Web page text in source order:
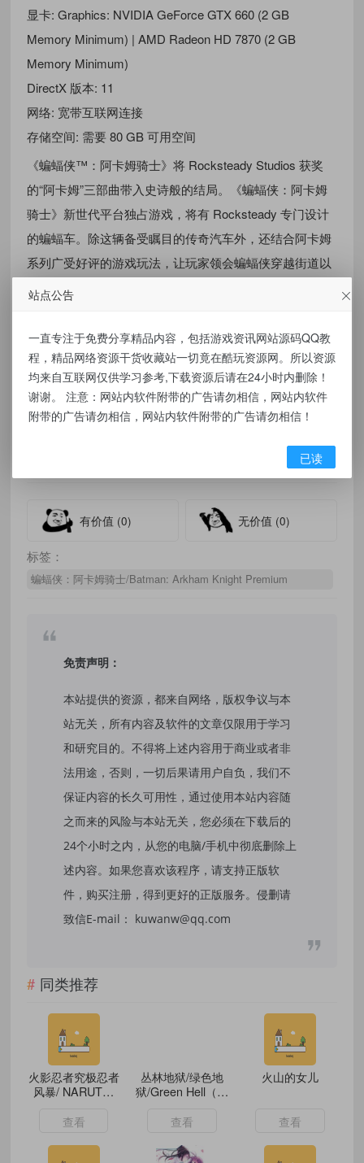
显卡: Graphics: NVIDIA GeForce GTX 660 (2 GB
Memory Minimum) | AMD Radeon HD 7870 (2 GB
Memory Minimum)
DirectX 版本: 11
网络: 宽带互联网连接
存储空间: 需要 80 GB 可用空间
《蝙蝠侠™：阿卡姆骑士》将 Rocksteady Studios 获奖
的“阿卡姆”三部曲带入史诗般的结局。《蝙蝠侠：阿卡姆
骑士》新世代平台独占游戏，将有 Rocksteady 专门设计
的蝙蝠车。除这辆备受瞩目的传奇汽车外，还结合阿卡姆
系列广受好评的游戏玩法，让玩家领会蝙蝠侠穿越街道以
及翱翔高谭市天际线的终极快感。在这震撼人心的结局
蝙蝠侠，蝙蝠侠誓死保护的高谭市如临大敌，一场大战即
将上演。
解压密码:116978
资源下载
有价值 (0) 无价值 (0)
标签：
蝙蝠侠：阿卡姆骑士/Batman: Arkham Knight Premium
免责声明：
本站提供的资源，都来自网络，版权争议与本
站无关，所有内容及软件的文章仅限用于学习
和研究目的。不得将上述内容用于商业或者非
法用途，否则，一切后果请用户自负，我们不
保证内容的长久可用性，通过使用本站内容随
之而来的风险与本站无关，您必须在下载后的
24个小时之内，从您的电脑/手机中彻底删除上
述内容。如果您喜欢该程序，请支持正版软
件，购买注册，得到更好的正版服务。侵删请
致信E-mail： kuwanw@qq.com
同类推荐
火影忍者究极忍者
风暴/ NARUTO:
STORM （更新
查看
丛林地狱/绿色地
狱/Green Hell（更
和运输更新）
查看
火山的女儿
查看
站点公告
一直专注于免费分享精品内容，包括游戏资讯网站源码QQ教
程，精品网络资源干货收藏站一切竟在酷玩资源网。所以资源
均来自互联网仅供学习参考,下载资源后请在24小时内删除！
谢谢。 注意：网站内软件附带的广告请勿相信，网站内软件
附带的广告请勿相信，网站内软件附带的广告请勿相信！
已读